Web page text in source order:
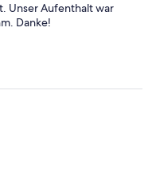
Unser Aufenthalt war
Danke!